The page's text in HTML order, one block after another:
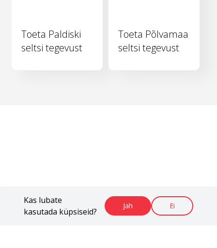
Kas lubate
kasutada küpsiseid?
Jah Ei
Toeta Paldiski
seltsi tegevust
Toeta Põlvamaa
seltsi tegevust